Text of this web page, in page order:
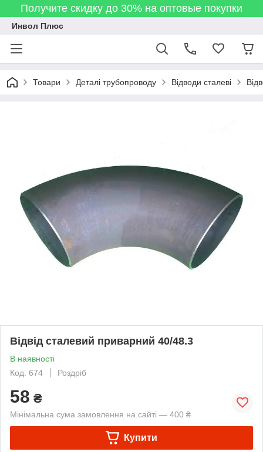
Получите скидку до 30% на оптовые покупки
Инвол Плюс
Товари Деталі трубопроводу Відводи сталеві
Відвід сталевий приварний 40/48.3
В наявності
Код: 674
Роздріб
58 ₴
Мінімальна сума замовлення на сайті — 400 ₴
Купити